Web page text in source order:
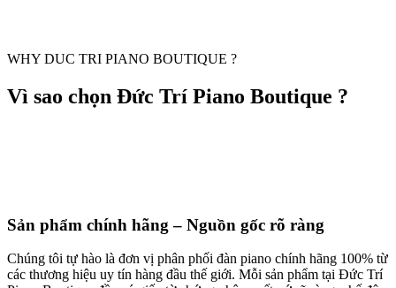
WHY DUC TRI PIANO BOUTIQUE ?
Vì sao chọn Đức Trí Piano Boutique ?
Sản phẩm chính hãng – Nguồn gốc rõ ràng
Chúng tôi tự hào là đơn vị phân phối đàn piano chính hãng 100% từ
các thương hiệu uy tín hàng đầu thế giới. Mỗi sản phẩm tại Đức Trí